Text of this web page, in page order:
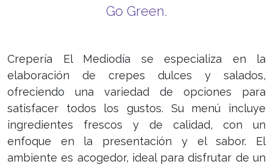
Go Green.
Crepería El Mediodía se especializa en la
elaboración de crepes dulces y salados,
ofreciendo una variedad de opciones para
satisfacer todos los gustos. Su menú incluye
ingredientes frescos y de calidad, con un
enfoque en la presentación y el sabor. El
ambiente es acogedor, ideal para disfrutar de un